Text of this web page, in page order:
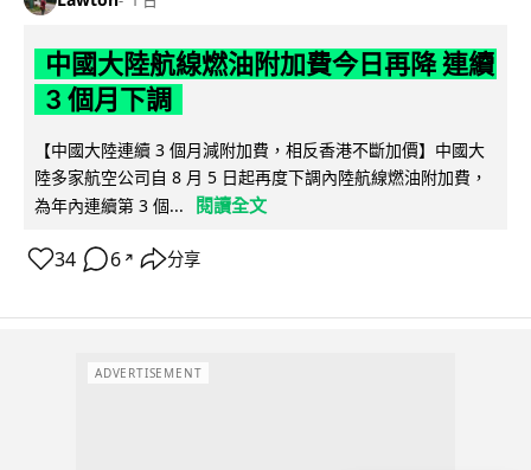
中國大陸航線燃油附加費今日再降 連續
3 個月下調
【中國大陸連續 3 個月減附加費，相反香港不斷加價】中國大
陸多家航空公司自 8 月 5 日起再度下調內陸航線燃油附加費，
為年內連續第 3 個...
閱讀全文
34 6 ↗ 分享
ADVERTISEMENT